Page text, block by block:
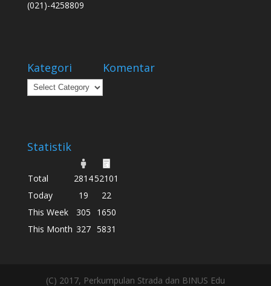
(021)-4258809
Kategori
Kategori
Komentar
Statistik
Total 281452101
Today
19
22
This Week
305
1650
This Month 327 5831
(C) 2017, Perkumpulan Strada dan BINUS Edu